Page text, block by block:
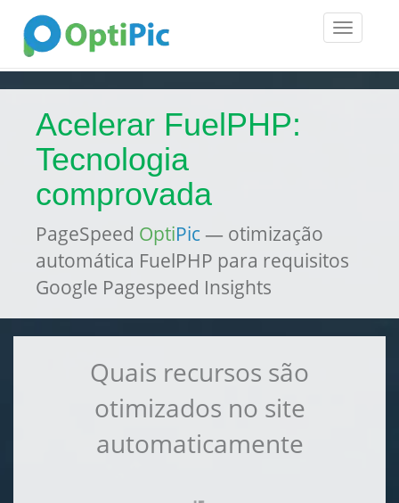
Toggle
Acelerar FuelPHP:
Tecnologia
comprovada
PageSpeed OptiPic — otimização
automática FuelPHP para requisitos
Google Pagespeed Insights
Quais recursos são
otimizados no site
automaticamente